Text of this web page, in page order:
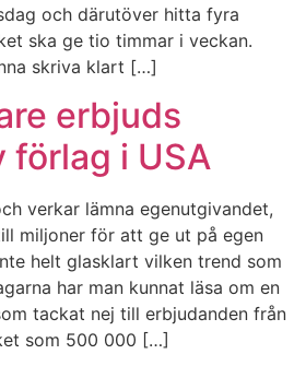
och därutöver hitta fyra
ska ge tio timmar i veckan.
skriva klart […]
erbjuds
förlag i USA
verkar lämna egenutgivandet,
miljoner för att ge ut på egen
helt glasklart vilken trend som
har man kunnat läsa om en
tackat nej till erbjudanden från
som 500 000 […]